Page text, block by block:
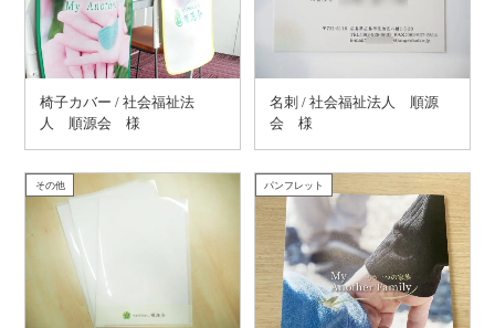
椅子カバー / 社会福祉法
人 順源会 様
名刺 / 社会福祉法人 順源
会 様
その他 パンフレット